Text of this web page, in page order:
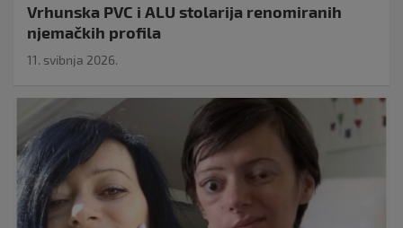
Vrhunska PVC i ALU stolarija renomiranih
njemačkih profila
11. svibnja 2026.